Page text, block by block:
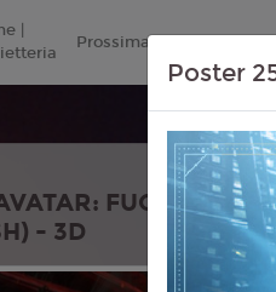
|
Prossimamente
FUOCO E
- 3D
Poster